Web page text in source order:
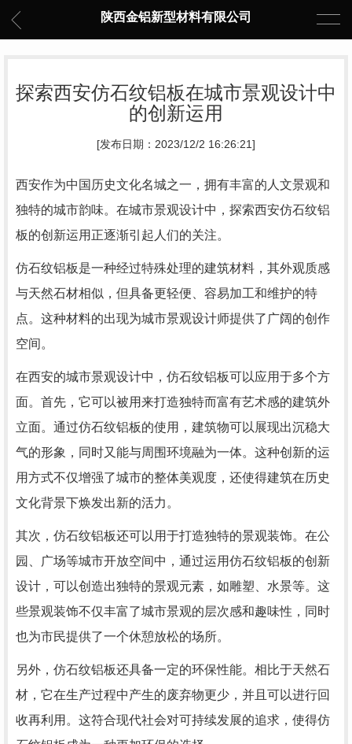
陕西金铝新型材料有限公司
探索西安仿石纹铝板在城市景观设计中
的创新运用
[发布日期：2023/12/2 16:26:21]
西安作为中国历史文化名城之一，拥有丰富的人文景观和
独特的城市韵味。在城市景观设计中，探索西安仿石纹铝
板的创新运用正逐渐引起人们的关注。
仿石纹铝板是一种经过特殊处理的建筑材料，其外观质感
与天然石材相似，但具备更轻便、容易加工和维护的特
点。这种材料的出现为城市景观设计师提供了广阔的创作
空间。
在西安的城市景观设计中，仿石纹铝板可以应用于多个方
面。首先，它可以被用来打造独特而富有艺术感的建筑外
立面。通过仿石纹铝板的使用，建筑物可以展现出沉稳大
气的形象，同时又能与周围环境融为一体。这种创新的运
用方式不仅增强了城市的整体美观度，还使得建筑在历史
文化背景下焕发出新的活力。
其次，仿石纹铝板还可以用于打造独特的景观装饰。在公
园、广场等城市开放空间中，通过运用仿石纹铝板的创新
设计，可以创造出独特的景观元素，如雕塑、水景等。这
些景观装饰不仅丰富了城市景观的层次感和趣味性，同时
也为市民提供了一个休憩放松的场所。
另外，仿石纹铝板还具备一定的环保性能。相比于天然石
材，它在生产过程中产生的废弃物更少，并且可以进行回
收再利用。这符合现代社会对可持续发展的追求，使得仿